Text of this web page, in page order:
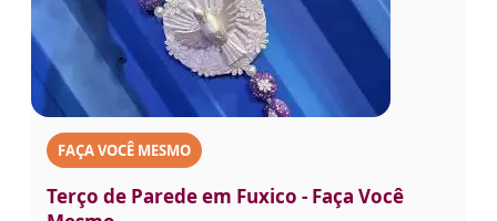
FAÇA VOCÊ MESMO
Terço de Parede em Fuxico - Faça Você